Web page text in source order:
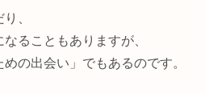
、
ることもありますが、
の出会い」でもあるのです。